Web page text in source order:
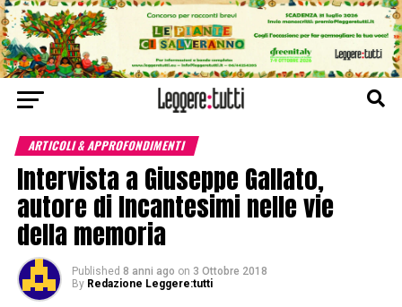
ARTICOLI & APPROFONDIMENTI
Intervista a Giuseppe Gallato,
autore di Incantesimi nelle vie
della memoria
Published 8 anni ago on 3 Ottobre 2018
By Redazione Leggere:tutti